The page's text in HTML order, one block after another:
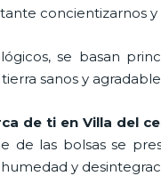
concientizarnos
se basan
sanos y
de ti en Villa del
de las bolsas se
y